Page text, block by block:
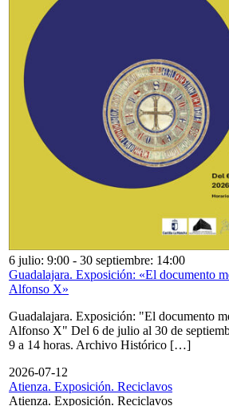
6 julio: 9:00 - 30 septiembre: 14:00
Guadalajara. Exposición: «El documento
Alfonso X»
Guadalajara. Exposición: "El documento
Alfonso X" Del 6 de julio al 30 de
9 a 14 horas. Archivo Histórico […]
2026-07-12
Atienza. Exposición. Reciclavos
Atienza. Exposición. Reciclavos